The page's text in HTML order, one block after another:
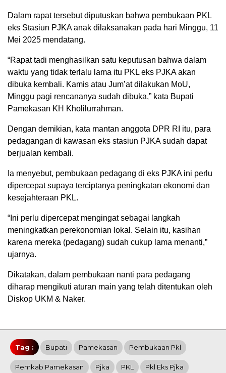
Dalam rapat tersebut diputuskan bahwa pembukaan PKL
eks Stasiun PJKA anak dilaksanakan pada hari Minggu, 11
Mei 2025 mendatang.
“Rapat tadi menghasilkan satu keputusan bahwa dalam
waktu yang tidak terlalu lama itu PKL eks PJKA akan
dibuka kembali. Kamis atau Jum’at dilakukan MoU,
Minggu pagi rencananya sudah dibuka,” kata Bupati
Pamekasan KH Kholilurrahman.
Dengan demikian, kata mantan anggota DPR RI itu, para
pedagangan di kawasan eks stasiun PJKA sudah dapat
berjualan kembali.
Ia menyebut, pembukaan pedagang di eks PJKA ini perlu
dipercepat supaya terciptanya peningkatan ekonomi dan
kesejahteraan PKL.
“Ini perlu dipercepat mengingat sebagai langkah
meningkatkan perekonomian lokal. Selain itu, kasihan
karena mereka (pedagang) sudah cukup lama menanti,”
ujarnya.
Dikatakan, dalam pembukaan nanti para pedagang
diharap mengikuti aturan main yang telah ditentukan oleh
Diskop UKM & Naker.
Tag : Bupati Pamekasan Pembukaan Pkl
Pemkab Pamekasan Pjka PKL Pkl Eks Pjka